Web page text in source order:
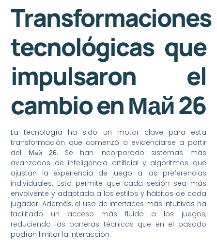
Transformaciones
tecnológicas que
impulsaron el
cambio en Май 26
La tecnología ha sido un motor clave para esta
transformación que comenzó a evidenciarse a partir
del
Mай 26. Se han incorporado sistemas más
avanzados de inteligencia artificial y algoritmos que
ajustan la experiencia de juego a las preferencias
individuales. Esto permite que cada sesión sea más
envolvente y adaptada a los estilos y hábitos de cada
jugador. Además, el uso de interfaces más intuitivas ha
facilitado un acceso más fluido a los juegos,
reduciendo las barreras técnicas que en el pasado
podían limitar la interacción.